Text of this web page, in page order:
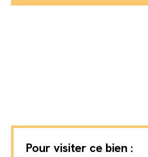
Pour visiter ce bien :